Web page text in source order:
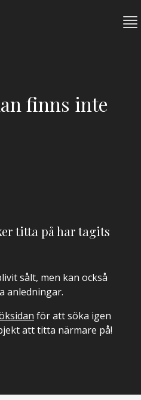
finns inte
titta på har tagits
sålt, men kan också
anledningar.
för att söka igen
att titta närmare på!